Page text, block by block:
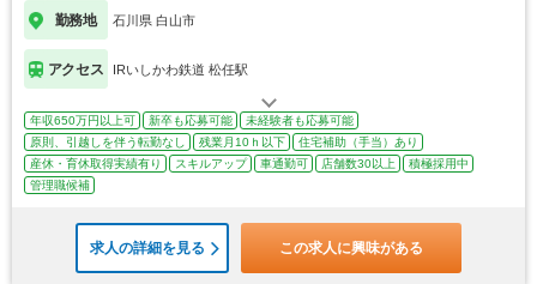
勤務地 石川県 白山市
アクセス IRいしかわ鉄道 松任駅
年収650万円以上可 新卒も応募可能
未経験者も応募可能
原則、引越しを伴う転勤なし
残業月10ｈ以下
住宅補助（手当）あり
産休・育休取得実績有り
スキルアップ 車通勤可 店舗数30以上
積極採用中
管理職候補
求人の詳細を見る この求人に興味がある